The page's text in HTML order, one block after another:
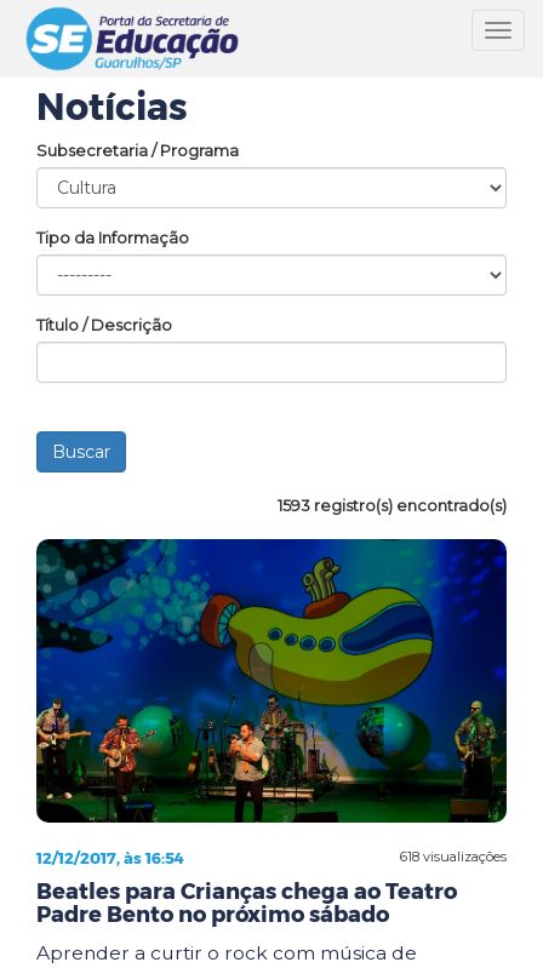
Notícias
Subsecretaria / Programa
Tipo da Informação
Título / Descrição
1593 registro(s) encontrado(s)
618 visualizações
12/12/2017, às 16:54
Beatles para Crianças chega ao Teatro
Padre Bento no próximo sábado
Aprender a curtir o rock com música de